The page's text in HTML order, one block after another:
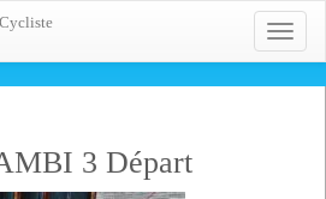
Toggle
3 Départ